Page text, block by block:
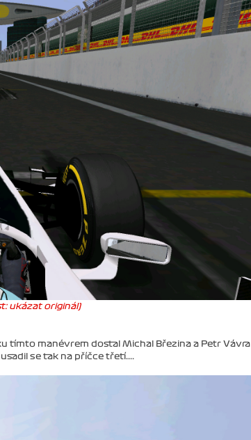
ukázat originál)
tímto manévrem dostal Michal Březina a Petr Vávra
se tak na příčce třetí....